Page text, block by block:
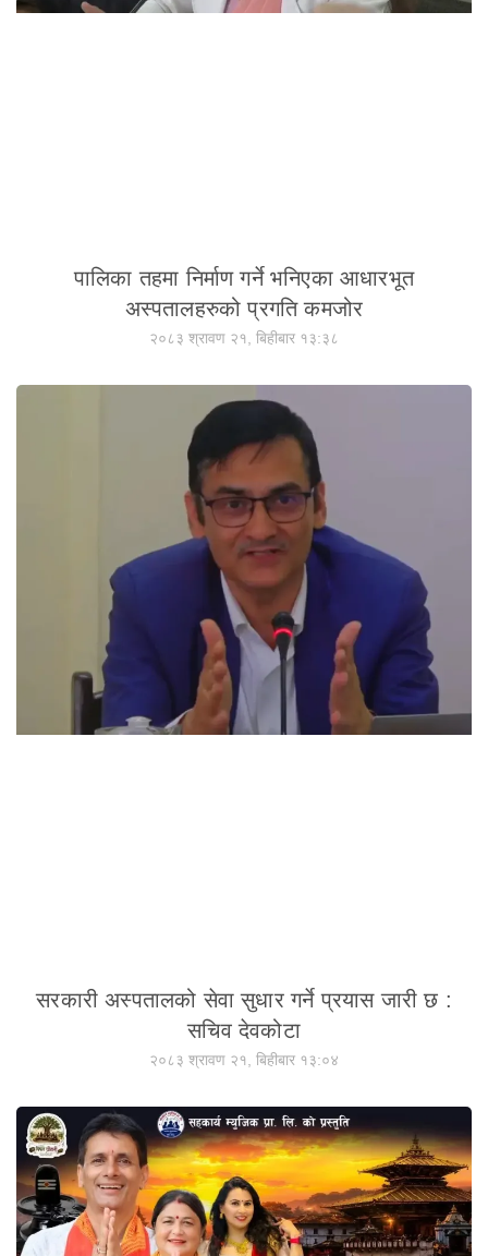
पालिका तहमा निर्माण गर्ने भनिएका आधारभूत
अस्पतालहरुको प्रगति कमजोर
२०८३ श्रावण २१, बिहीबार १३:३८
सरकारी अस्पतालको सेवा सुधार गर्ने प्रयास जारी छ :
सचिव देवकोटा
२०८३ श्रावण २१, बिहीबार १३:०४